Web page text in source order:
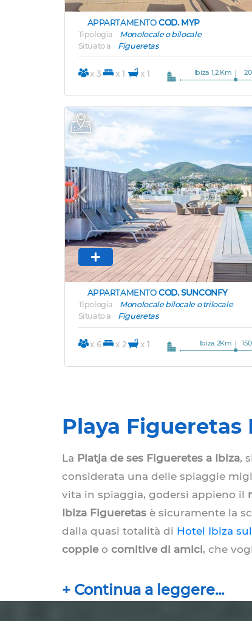
APPARTAMENTOCOD. MYP
Tipologia
Monolocale o bilocale
Situato a
Figueretas
x 3 x 1 x 1 Ibiza 1,2 Km
Previous
APPARTAMENTOCOD. SUNCONFY
Tipologia
Monolocale bilocale o trilocale
Situato a
Figueretas
x 6 x 2 x 1 Ibiza 2Km
Playa Figueretas
La Platja de ses Figueretes a Ibiza,
considerata una delle spiaggie
vita in spiaggia, godersi appieno il
Ibiza Figueretas è sicuramente la
dalla quasi totalità di Hotel Ibiza
coppieo comitive di amici, che
concerti, intrattenimento per i più
gusto, disponibilità economiche o